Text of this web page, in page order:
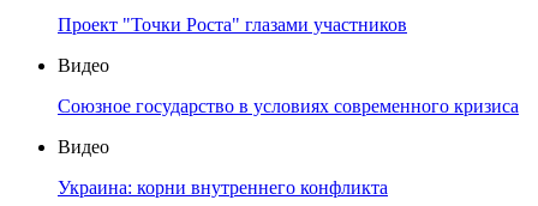
Проект "Точки Роста" глазами участников
Видео
Союзное государство в условиях современного кризиса
Видео
Украина: корни внутреннего конфликта